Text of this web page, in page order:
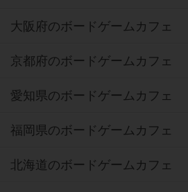
大阪府のボードゲームカフェ
京都府のボードゲームカフェ
愛知県のボードゲームカフェ
福岡県のボードゲームカフェ
北海道のボードゲームカフェ